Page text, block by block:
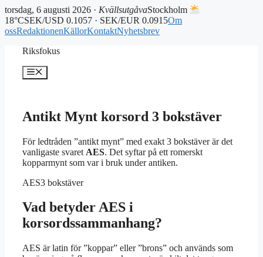
torsdag, 6 augusti 2026 · KvällsutgåvaStockholm
18°CSEK/USD 0.1057 · SEK/EUR 0.0915Om
ossRedaktionenKällorKontaktNyhetsbrev
Riksfokus
Meny
Antikt Mynt korsord 3 bokstäver
För ledtråden ”antikt mynt” med exakt 3 bokstäver är det
vanligaste svaret AES. Det syftar på ett romerskt
kopparmynt som var i bruk under antiken.
AES3 bokstäver
Vad betyder AES i
korsordssammanhang?
AES är latin för ”koppar” eller ”brons” och används som